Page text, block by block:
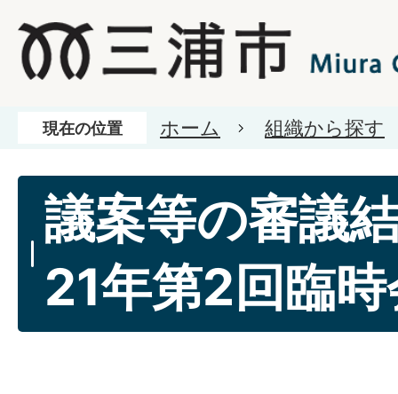
現在の位置 ホーム 組織から探す
議案等の審議
21年第2回臨